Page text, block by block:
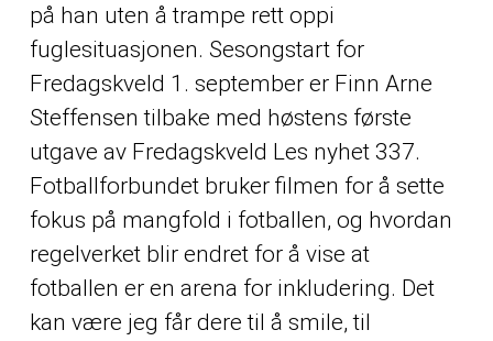
på han uten å trampe rett oppi
fuglesituasjonen. Sesongstart for
Fredagskveld 1. september er Finn Arne
Steffensen tilbake med høstens første
utgave av Fredagskveld Les nyhet 337.
Fotballforbundet bruker filmen for å sette
fokus på mangfold i fotballen, og hvordan
regelverket blir endret for å vise at
fotballen er en arena for inkludering. Det
kan være jeg får dere til å smile, til